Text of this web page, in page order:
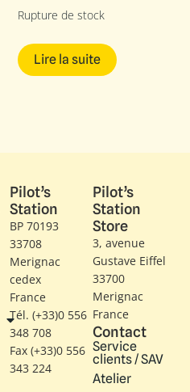
Rupture de stock
Lire la suite
Pilot’s
Station
BP 70193
33708
Merignac
cedex
France
Tél. (+33)0 556
348 708
Fax (+33)0 556
343 224
Pilot’s
Station
Store
3, avenue
Gustave Eiffel​
33700
Merignac
France
Contact
Service
clients / SAV
Atelier